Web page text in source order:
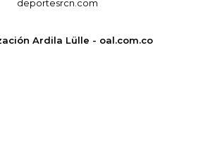
deportesrcn.com
Ardila Lülle - oal.com.co